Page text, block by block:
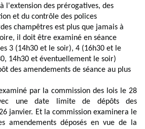
l'extension des prérogatives, des
et du contrôle des polices
champêtres est plus que jamais à
il doit être examiné en séance
3 (14h30 et le soir), 4 (16h30 et le
14h30 et éventuellement le soir)
des amendements de séance au plus
par la commission des lois le 28
une date limite de dépôts des
janvier. Et la commission examinera le
amendements déposés en vue de la